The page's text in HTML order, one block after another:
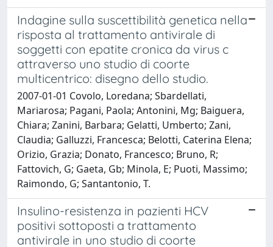
Indagine sulla suscettibilità genetica nella
risposta al trattamento antivirale di
soggetti con epatite cronica da virus c
attraverso uno studio di coorte
multicentrico: disegno dello studio.
2007-01-01 Covolo, Loredana; Sbardellati,
Mariarosa; Pagani, Paola; Antonini, Mg; Baiguera,
Chiara; Zanini, Barbara; Gelatti, Umberto; Zani,
Claudia; Galluzzi, Francesca; Belotti, Caterina Elena;
Orizio, Grazia; Donato, Francesco; Bruno, R;
Fattovich, G; Gaeta, Gb; Minola, E; Puoti, Massimo;
Raimondo, G; Santantonio, T.
Insulino-resistenza in pazienti HCV
positivi sottoposti a trattamento
antivirale in uno studio di coorte